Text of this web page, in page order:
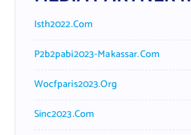
Isth2022.com
P2b2pabi2023-Makassar.com
Wocfparis2023.org
Sinc2023.com